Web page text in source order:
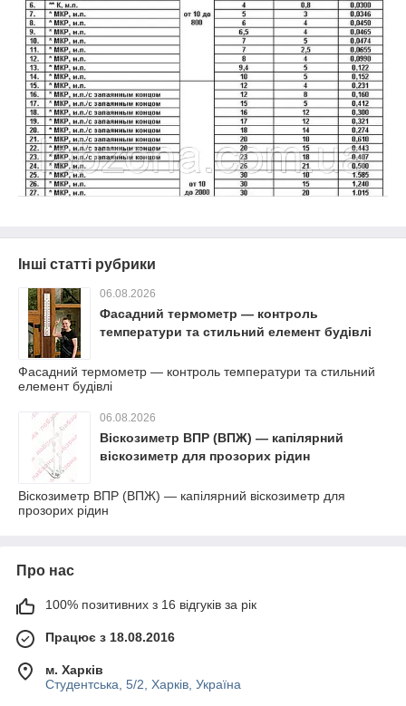
Інші статті рубрики
06.08.2026
Фасадний термометр — контроль
температури та стильний елемент будівлі
Фасадний термометр — контроль температури та стильний
елемент будівлі
06.08.2026
Віскозиметр ВПР (ВПЖ) — капілярний
віскозиметр для прозорих рідин
Віскозиметр ВПР (ВПЖ) — капілярний віскозиметр для
прозорих рідин
Про нас
100% позитивних з 16 відгуків за рік
Працює з 18.08.2016
м. Харків
Студентська, 5/2, Харків, Україна